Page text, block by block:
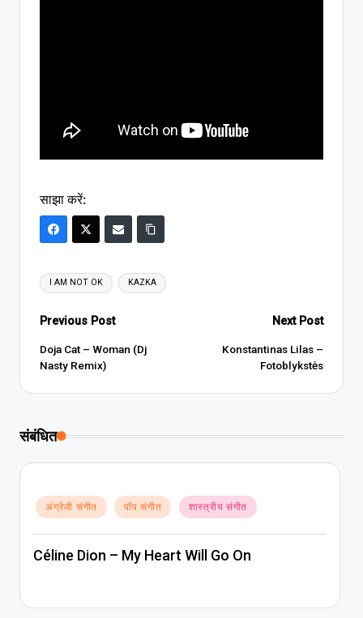
साझा करें:
Tags:
I AM NOT OK KAZKA
Post
navigation
Previous Post
Doja Cat – Woman (Dj
Nasty Remix)
Next Post
Konstantinas Lilas –
Fotoblykstės
संबंधित
Posted
in
अंग्रेजी संगीत पॉप संगीत शास्त्रीय संगीत
Céline Dion – My Heart Will Go On